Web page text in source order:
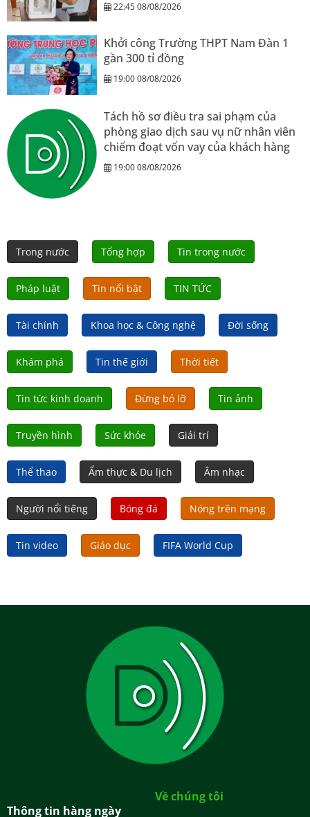
22:45 08/08/2026
Khởi công Trường THPT Nam Đàn 1
gần 300 tỉ đồng
19:00 08/08/2026
Tách hồ sơ điều tra sai phạm của
phòng giao dịch sau vụ nữ nhân viên
chiếm đoạt vốn vay của khách hàng
19:00 08/08/2026
Trong nước Tổng hợp Tin trong nước
Pháp luật Tin nổi bật TIN TỨC
Tài chính Khoa học & Công nghệ Đời sống
Khám phá Tin thế giới Thời tiết
Tin tức kinh doanh Đừng bỏ lỡ Tin ảnh
Truyền hình Sức khỏe Giải trí
Thể thao Ẩm thực & Du lịch Âm nhạc
Người nổi tiếng Bóng đá Nóng trên mạng
Tin video Giáo dục FIFA World Cup
Thông tin hàng ngày
Về chúng tôi